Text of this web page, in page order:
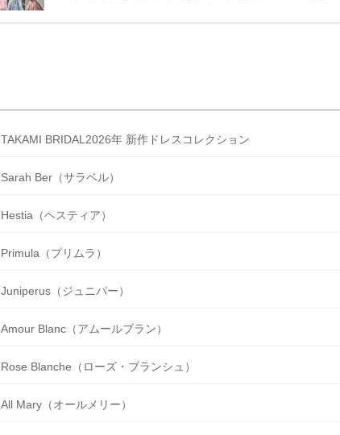
票に参加しました。 こちらの記事では集計結果をリアルなラン
TAKAMI BRIDAL2026年 新作ドレスコレクション
Sarah Ber（サラベル）
Hestia（ヘスティア）
Primula（プリムラ）
Juniperus（ジュニパー）
Amour Blanc（アムールブラン）
Rose Blanche（ローズ・ブランシュ）
All Mary（オールメリー）